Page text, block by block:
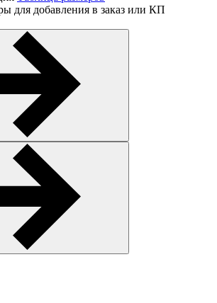
для добавления в заказ или КП